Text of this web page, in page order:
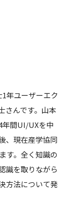
年ユーザーエク
さんです。山本
年間UI/UXを中
、現在産学協同
す。全く知識の
識を取りながら
方法について発